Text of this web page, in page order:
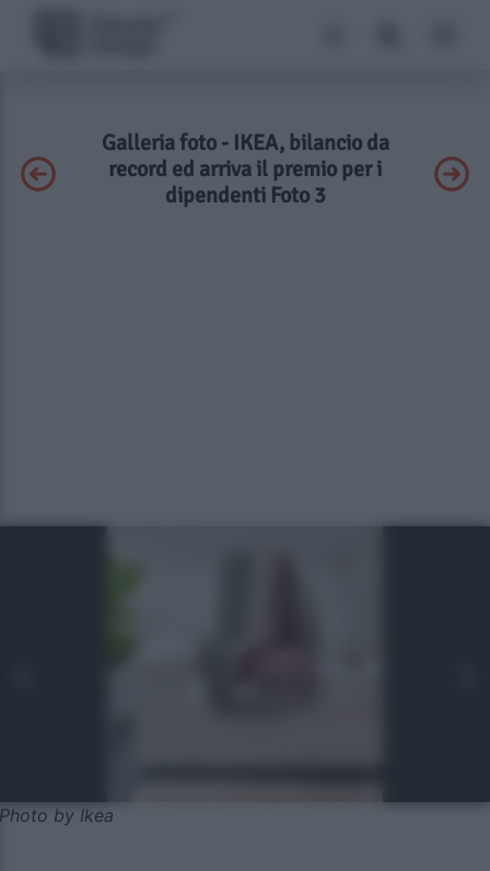
Galleria foto - IKEA, bilancio da
record ed arriva il premio per i
dipendenti Foto 3
Photo by Ikea